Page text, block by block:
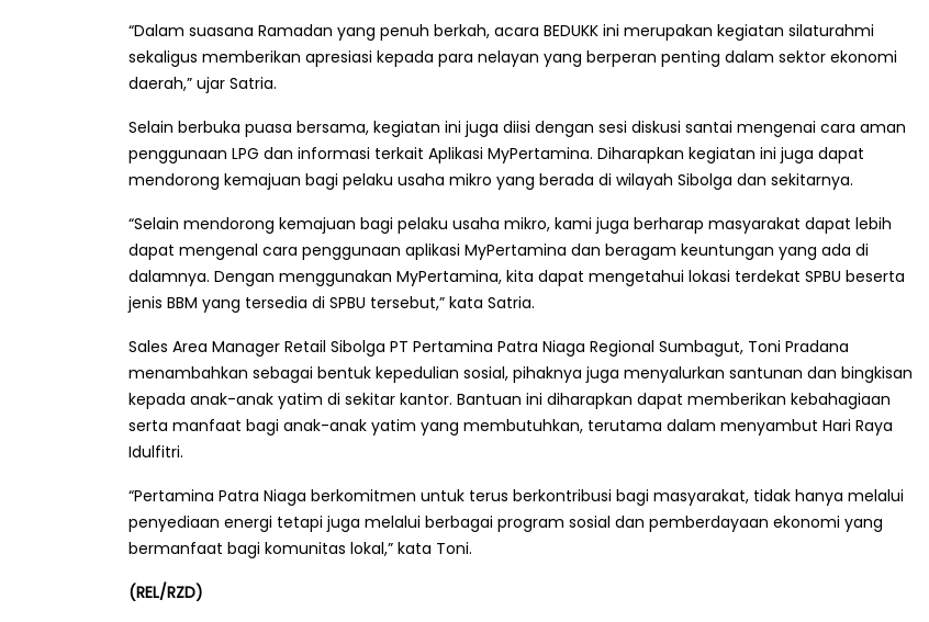
“Dalam suasana Ramadan yang penuh berkah, acara BEDUKK ini merupakan kegiatan silaturahmi
sekaligus memberikan apresiasi kepada para nelayan yang berperan penting dalam sektor ekonomi
daerah,” ujar Satria.
Selain berbuka puasa bersama, kegiatan ini juga diisi dengan sesi diskusi santai mengenai cara aman
penggunaan LPG dan informasi terkait Aplikasi MyPertamina. Diharapkan kegiatan ini juga dapat
mendorong kemajuan bagi pelaku usaha mikro yang berada di wilayah Sibolga dan sekitarnya.
“Selain mendorong kemajuan bagi pelaku usaha mikro, kami juga berharap masyarakat dapat lebih
dapat mengenal cara penggunaan aplikasi MyPertamina dan beragam keuntungan yang ada di
dalamnya. Dengan menggunakan MyPertamina, kita dapat mengetahui lokasi terdekat SPBU beserta
jenis BBM yang tersedia di SPBU tersebut,” kata Satria.
Sales Area Manager Retail Sibolga PT Pertamina Patra Niaga Regional Sumbagut, Toni Pradana
menambahkan sebagai bentuk kepedulian sosial, pihaknya juga menyalurkan santunan dan bingkisan
kepada anak-anak yatim di sekitar kantor. Bantuan ini diharapkan dapat memberikan kebahagiaan
serta manfaat bagi anak-anak yatim yang membutuhkan, terutama dalam menyambut Hari Raya
Idulfitri.
“Pertamina Patra Niaga berkomitmen untuk terus berkontribusi bagi masyarakat, tidak hanya melalui
penyediaan energi tetapi juga melalui berbagai program sosial dan pemberdayaan ekonomi yang
bermanfaat bagi komunitas lokal,” kata Toni.
(REL/RZD)